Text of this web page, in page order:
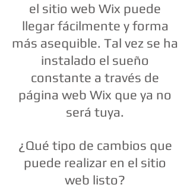
el sitio web Wix puede
llegar fácilmente y forma
más asequible. Tal vez se ha
instalado el sueño
constante a través de
página web Wix que ya no
será tuya.
¿Qué tipo de cambios que
puede realizar en el sitio
web listo?